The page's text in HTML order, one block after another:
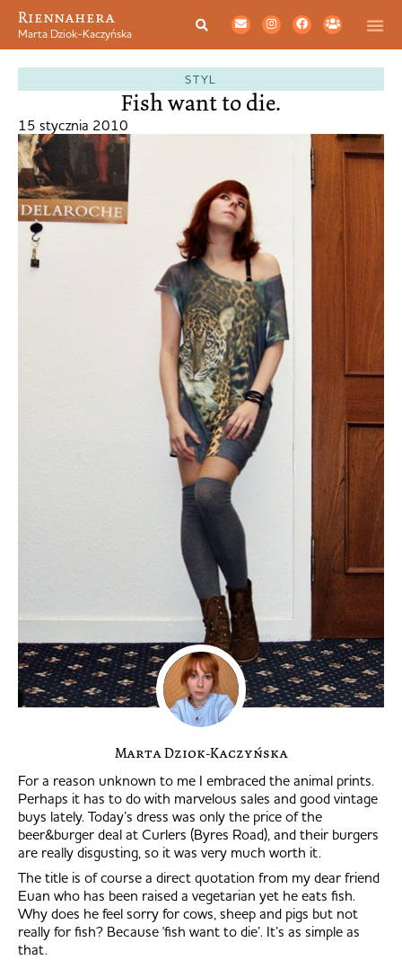
Riennahera
Marta Dziok-Kaczyńska
STYL
Fish want to die.
15 stycznia 2010
Marta Dziok-Kaczyńska
For a reason unknown to me I embraced the animal prints.
Perhaps it has to do with marvelous sales and good vintage
buys lately. Today’s dress was only the price of the
beer&burger deal at Curlers (Byres Road), and their burgers
are really disgusting, so it was very much worth it.
The title is of course a direct quotation from my dear friend
Euan who has been raised a vegetarian yet he eats fish.
Why does he feel sorry for cows, sheep and pigs but not
really for fish? Because 'fish want to die’. It’s as simple as
that.